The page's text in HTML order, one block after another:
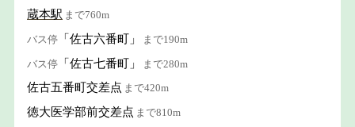
蔵本駅 まで760m
バス停 「佐古六番町」 まで190m
バス停 「佐古七番町」 まで280m
佐古五番町交差点 まで420m
徳大医学部前交差点 まで810m